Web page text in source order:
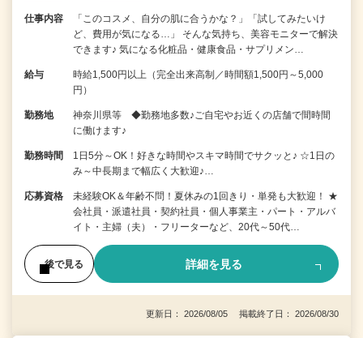
仕事内容
「このコスメ、自分の肌に合うかな？」「試してみたいけ
ど、費用が気になる…」 そんな気持ち、美容モニターで解決
できます♪ 気になる化粧品・健康食品・サプリメン…
給与
時給1,500円以上（完全出来高制／時間額1,500円～5,000
円）
勤務地
神奈川県等 ◆勤務地多数♪ご自宅やお近くの店舗で間時間
に働けます♪
勤務時間
1日5分～OK！好きな時間やスキマ時間でサクッと♪ ☆1日の
み～中長期まで幅広く大歓迎♪…
応募資格
未経験OK＆年齢不問！夏休みの1回きり・単発も大歓迎！ ★
会社員・派遣社員・契約社員・個人事業主・パート・アルバ
イト・主婦（夫）・フリーターなど、20代～50代…
後で見る 詳細を見る
更新日： 2026/08/05 掲載終了日： 2026/08/30